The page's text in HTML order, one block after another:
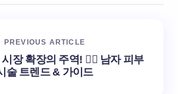
PREVIOUS ARTICLE
장 확장의 주역! 👨‍⚕️ 남자 피부
술 트렌드 & 가이드